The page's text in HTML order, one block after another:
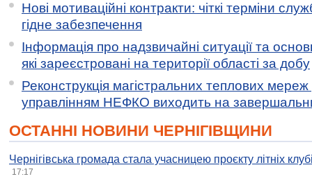
Нові мотиваційні контракти: чіткі терміни
гідне забезпечення
Інформація про надзвичайні ситуації та
які зареєстровані на території області за добу
Реконструкція магістральних теплових мереж
управлінням НЕФКО виходить на
ОСТАННІ НОВИНИ ЧЕРНІГІВЩИНИ
Чернігівська громада стала учасницею проєкту літніх
17:17